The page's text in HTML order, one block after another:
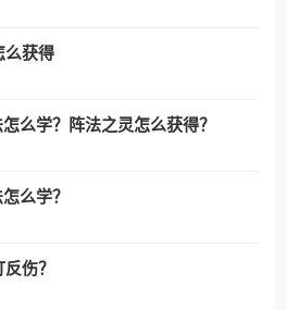
么获得
么学？阵法之灵怎么获得？
么学？
伤？